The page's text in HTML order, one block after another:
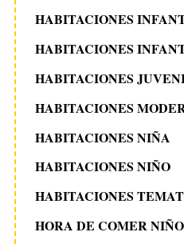
HABITACIONES
HABITACIONES
HABITACIONES
HABITACIONES
HABITACIONES NIÑA
HABITACIONES NIÑO
HABITACIONES
HORA DE COMER